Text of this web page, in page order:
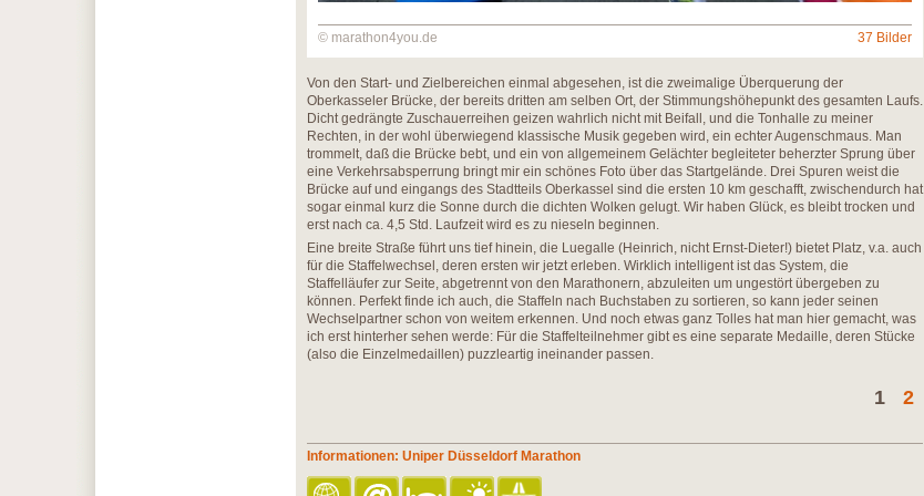
© marathon4you.de 37 Bilder
Von den Start- und Zielbereichen einmal abgesehen, ist die zweimalige Überquerung der
Oberkasseler Brücke, der bereits dritten am selben Ort, der Stimmungshöhepunkt des gesamten Laufs.
Dicht gedrängte Zuschauerreihen geizen wahrlich nicht mit Beifall, und die Tonhalle zu meiner
Rechten, in der wohl überwiegend klassische Musik gegeben wird, ein echter Augenschmaus. Man
trommelt, daß die Brücke bebt, und ein von allgemeinem Gelächter begleiteter beherzter Sprung über
eine Verkehrsabsperrung bringt mir ein schönes Foto über das Startgelände. Drei Spuren weist die
Brücke auf und eingangs des Stadtteils Oberkassel sind die ersten 10 km geschafft, zwischendurch hat
sogar einmal kurz die Sonne durch die dichten Wolken gelugt. Wir haben Glück, es bleibt trocken und
erst nach ca. 4,5 Std. Laufzeit wird es zu nieseln beginnen.
Eine breite Straße führt uns tief hinein, die Luegalle (Heinrich, nicht Ernst-Dieter!) bietet Platz, v.a. auch
für die Staffelwechsel, deren ersten wir jetzt erleben. Wirklich intelligent ist das System, die
Staffelläufer zur Seite, abgetrennt von den Marathonern, abzuleiten um ungestört übergeben zu
können. Perfekt finde ich auch, die Staffeln nach Buchstaben zu sortieren, so kann jeder seinen
Wechselpartner schon von weitem erkennen. Und noch etwas ganz Tolles hat man hier gemacht, was
ich erst hinterher sehen werde: Für die Staffelteilnehmer gibt es eine separate Medaille, deren Stücke
(also die Einzelmedaillen) puzzleartig ineinander passen.
1 2
Informationen: Uniper Düsseldorf Marathon